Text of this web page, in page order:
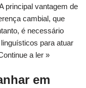
principal vantagem de
cambial, que
é necessário
para atuar
a ler »
em